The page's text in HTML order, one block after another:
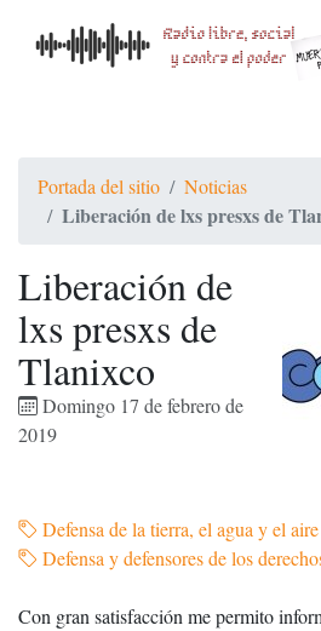
Portada del sitio Noticias
Liberación de lxs presxs de
Liberación de
lxs presxs de
Tlanixco
Domingo 17 de febrero de
2019
Defensa de la tierra, el agua y el aire
Defensa y defensores de los
Con gran satisfacción me permito